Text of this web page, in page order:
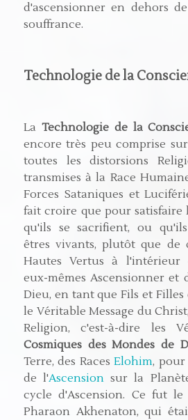
d'ascensionner en dehors
souffrance.
Technologie de la
La Technologie de la
encore très peu comprise
toutes les distorsions
transmises à la Race
Forces Sataniques et
fait croire que pour satisfaire
qu'ils se sacrifient, ou
êtres vivants, plutôt que de
Hautes Vertus à l'intérieur
eux-mêmes Ascensionner et
Dieu, en tant que Fils et
le Véritable Message du
Religion, c'est-à-dire les
Cosmiques des Mondes de
Terre, des RacesElohim, pour
de l'Ascension sur la
cycle d'Ascension. Ce fut
Pharaon Akhenaton, qui